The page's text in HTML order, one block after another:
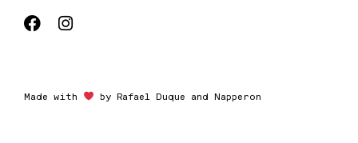
Made with by Rafael Duque and Napperon